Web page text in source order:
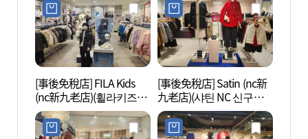
[事後免稅店] FILA Kids
(nc新九老店)(휠라키즈
NC 신구로점)
[事後免稅店] Satin (nc新
九老店)(샤틴 NC 신구로
점)